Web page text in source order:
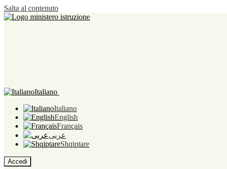
Salta al contenuto
Italiano
Italiano
English
Français
عربى
Shqiptare
Accedi